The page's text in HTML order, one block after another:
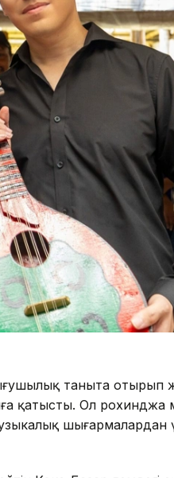
таныта отырып
қатысты. Ол рохинджа
шығармалардан